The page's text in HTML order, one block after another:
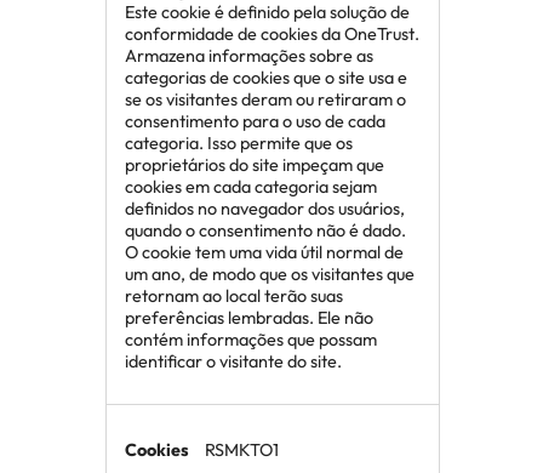
Este cookie é definido pela solução de
conformidade de cookies da OneTrust.
Armazena informações sobre as
categorias de cookies que o site usa e
se os visitantes deram ou retiraram o
consentimento para o uso de cada
categoria. Isso permite que os
proprietários do site impeçam que
cookies em cada categoria sejam
definidos no navegador dos usuários,
quando o consentimento não é dado.
O cookie tem uma vida útil normal de
um ano, de modo que os visitantes que
retornam ao local terão suas
preferências lembradas. Ele não
contém informações que possam
identificar o visitante do site.
RSMKTO1